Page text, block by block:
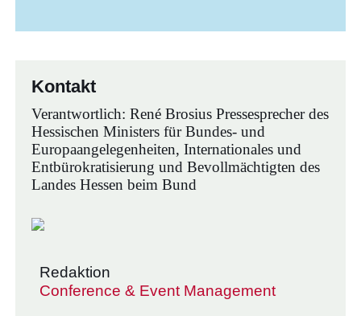
Kontakt
Verantwortlich: René Brosius Pressesprecher des
Hessischen Ministers für Bundes- und
Europaangelegenheiten, Internationales und
Entbürokratisierung und Bevollmächtigten des
Landes Hessen beim Bund
Redaktion
Conference & Event Management